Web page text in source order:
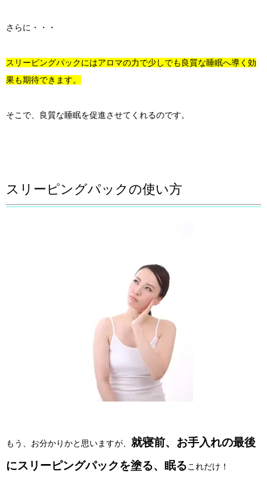
さらに・・・
スリーピングパックにはアロマの力で少しでも良質な睡眠へ導く効
果も期待できます。
そこで、良質な睡眠を促進させてくれるのです。
スリーピングパックの使い方
もう、お分かりかと思いますが、 就寝前、お手入れの最後
にスリーピングパックを塗る、眠るこれだけ！